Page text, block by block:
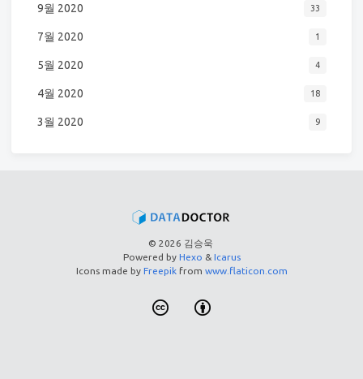
9월 2020 33
7월 2020 1
5월 2020 4
4월 2020 18
3월 2020 9
© 2026 김승욱
Powered by Hexo & Icarus
Icons made by Freepikfrom www.flaticon.com